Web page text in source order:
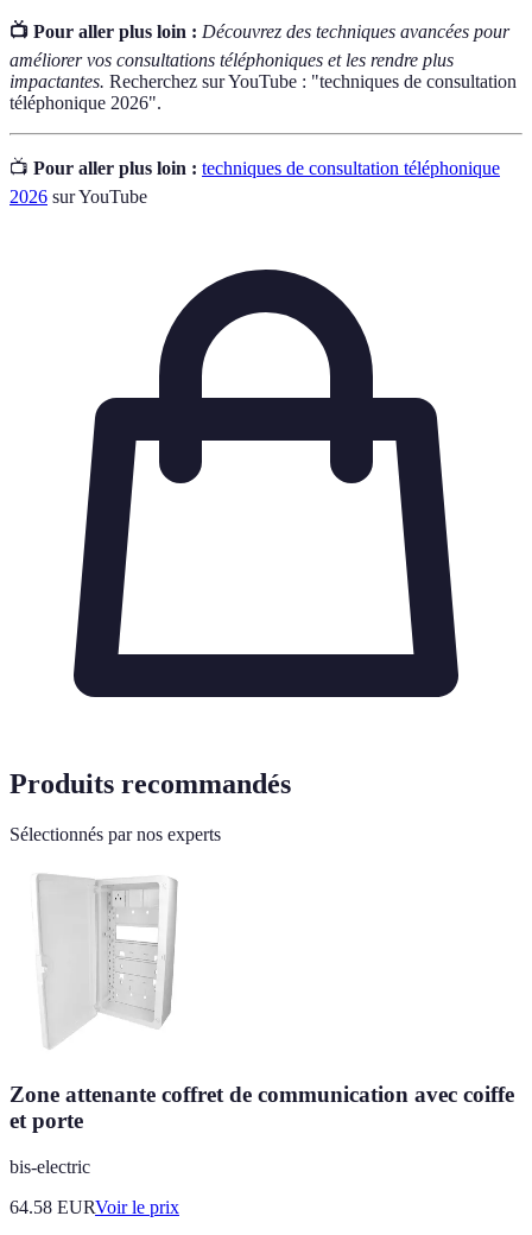
📺 Pour aller plus loin : Découvrez des techniques avancées pour
améliorer vos consultations téléphoniques et les rendre plus
impactantes. Recherchez sur YouTube : "techniques de consultation
téléphonique 2026".
📺 Pour aller plus loin : techniques de consultation téléphonique
2026 sur YouTube
Produits recommandés
Sélectionnés par nos experts
Zone attenante coffret de communication avec coiffe
et porte
bis-electric
64.58 EURVoir le prix